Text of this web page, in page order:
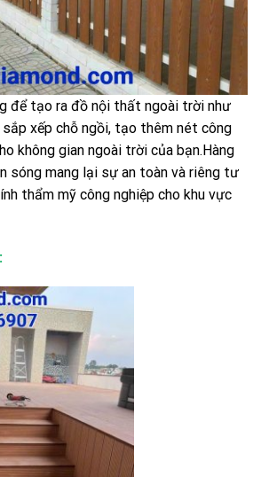
để tạo ra đồ nội thất ngoài trời như
sắp xếp chỗ ngồi, tạo thêm nét công
không gian ngoài trời của bạn.Hàng
sóng mang lại sự an toàn và riêng tư
thẩm mỹ công nghiệp cho khu vực